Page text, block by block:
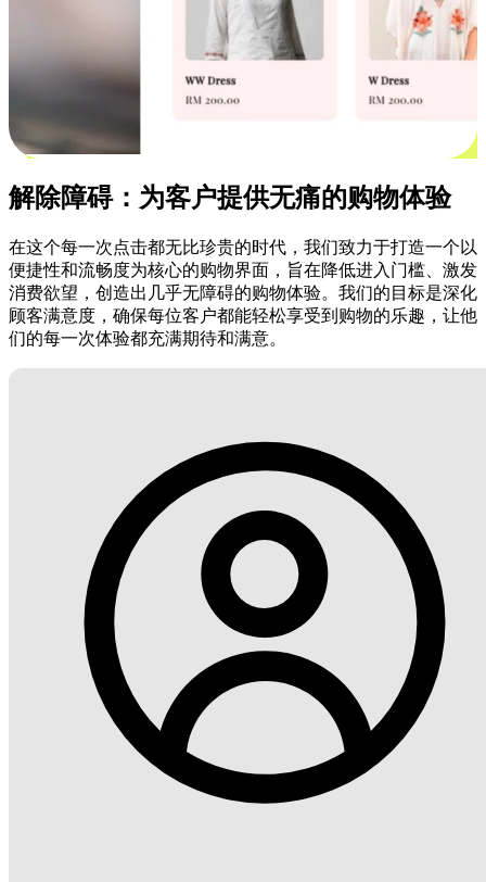
解除障碍：为客户提供无痛的购物体验
在这个每一次点击都无比珍贵的时代，我们致力于打造一个以
便捷性和流畅度为核心的购物界面，旨在降低进入门槛、激发
消费欲望，创造出几乎无障碍的购物体验。我们的目标是深化
顾客满意度，确保每位客户都能轻松享受到购物的乐趣，让他
们的每一次体验都充满期待和满意。